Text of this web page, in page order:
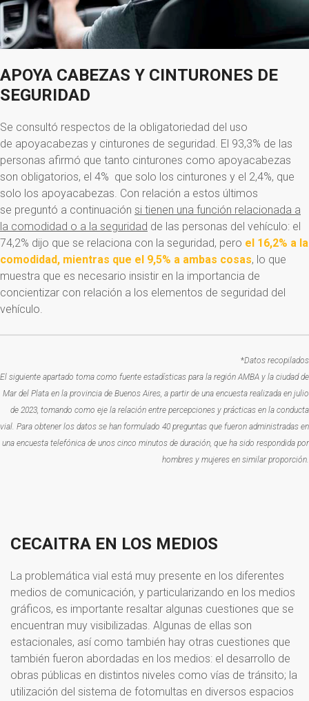
APOYA CABEZAS Y CINTURONES DE
SEGURIDAD
Se consultó respectos de la obligatoriedad del uso
de apoyacabezas y cinturones de seguridad. El 93,3% de las
personas afirmó que tanto cinturones como apoyacabezas
son obligatorios, el 4% que solo los cinturones y el 2,4%, que
solo los apoyacabezas. Con relación a estos últimos
se preguntó a continuación si tienen una función relacionada a
la comodidad o a la seguridad de las personas del vehículo: el
74,2% dijo que se relaciona con la seguridad, pero el 16,2% a la
comodidad, mientras que el 9,5% a ambas cosas, lo que
muestra que es necesario insistir en la importancia de
concientizar con relación a los elementos de seguridad del
vehículo.
*Datos recopilados
El siguiente apartado toma como fuente estadísticas para la región AMBA y la ciudad de
Mar del Plata en la provincia de Buenos Aires, a partir de una encuesta realizada en julio
de 2023, tomando como eje la relación entre percepciones y prácticas en la conducta
vial. Para obtener los datos se han formulado 40 preguntas que fueron administradas en
una encuesta telefónica de unos cinco minutos de duración, que ha sido respondida por
hombres y mujeres en similar proporción.
CECAITRA EN LOS MEDIOS
La problemática vial está muy presente en los diferentes
medios de comunicación, y particularizando en los medios
gráficos, es importante resaltar algunas cuestiones que se
encuentran muy visibilizadas. Algunas de ellas son
estacionales, así como también hay otras cuestiones que
también fueron abordadas en los medios: el desarrollo de
obras públicas en distintos niveles como vías de tránsito; la
utilización del sistema de fotomultas en diversos espacios